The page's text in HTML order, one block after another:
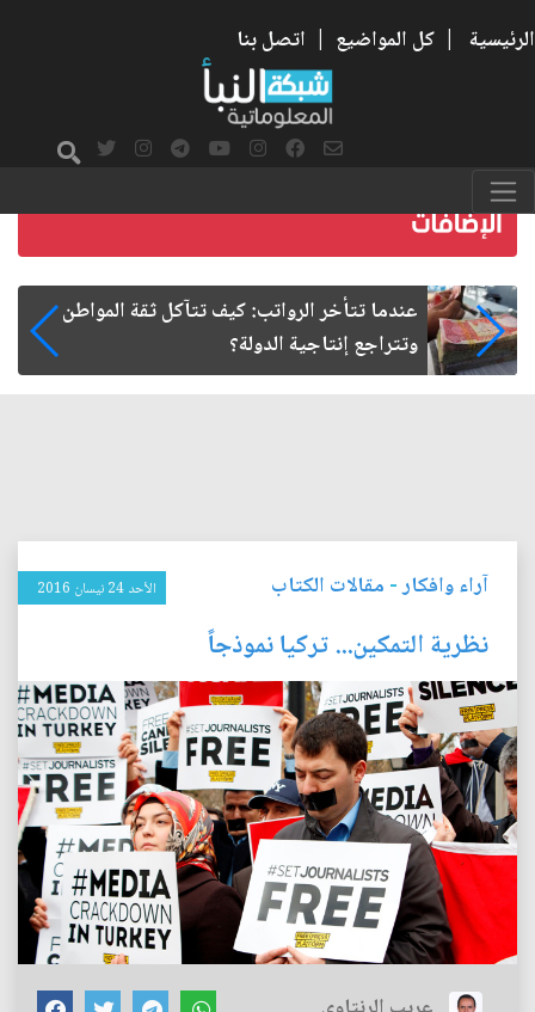
الرئيسية | كل المواضيع | اتصل بنا
صمت الطريق بعد الأربعين
آراء وافكار- مقالات الكتاب الأحد 24 نيسان 2016
نظرية التمكين... تركيا نموذجاً